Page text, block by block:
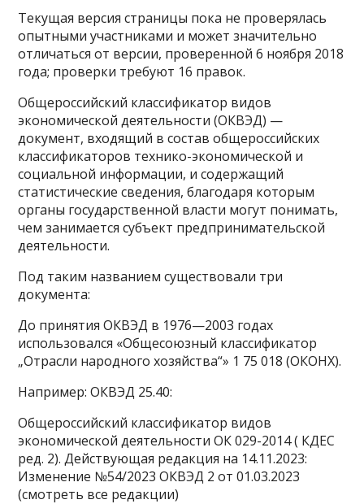
Текущая версия страницы пока не проверялась
опытными участниками и может значительно
отличаться от версии, проверенной 6 ноября 2018
года; проверки требуют 16 правок.
Общероссийский классификатор видов
экономической деятельности (ОКВЭД) —
документ, входящий в состав общероссийских
классификаторов технико-экономической и
социальной информации, и содержащий
статистические сведения, благодаря которым
органы государственной власти могут понимать,
чем занимается субъект предпринимательской
деятельности.
Под таким названием существовали три
документа:
До принятия ОКВЭД в 1976—2003 годах
использовался «Общесоюзный классификатор
„Отрасли народного хозяйства“» 1 75 018 (ОКОНХ).
Например: ОКВЭД 25.40:
Общероссийский классификатор видов
экономической деятельности ОК 029-2014 ( КДЕС
ред. 2). Действующая редакция на 14.11.2023:
Изменение №54/2023 ОКВЭД 2 от 01.03.2023
(смотреть все редакции)